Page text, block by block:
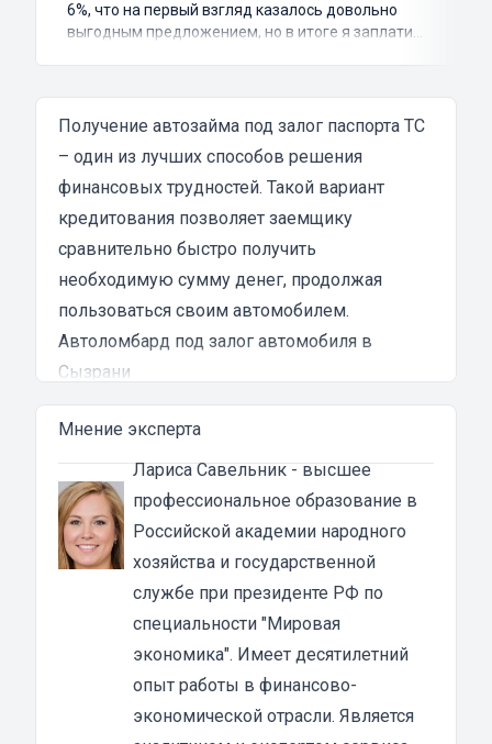
6%, что на первый взгляд казалось довольно
выгодным предложением, но в итоге я заплатил
затянутым и занял много времени и усилий.
Никакого профессионализма и
Разочарование и раздражение - это все, что я
испытал в результате этого кредита...
Получение автозайма под залог паспорта ТС
– один из лучших способов решения
финансовых трудностей. Такой вариант
кредитования позволяет заемщику
сравнительно быстро получить
необходимую сумму денег, продолжая
пользоваться своим автомобилем.
Автоломбард под залог автомобиля в
Сызрани
Автоломбард представляет собой кредитное
учреждение, которое выдает денежные
ссуды под залог паспорта ТС или самого
автомобиля. В роли актива в таком
ломбарде выступает машина. Сумма
автозайма зависит от марки, модели и
возраста автотранспорта. В каждом случае
она устанавливается индивидуально после
осмотра машины оценщиком и зависит от
вида кредита:
под залог ПТС {{ toponym_name }}– от 70 до
Мнение эксперта
Лариса Савельник- высшее
профессиональное образование в
Российской академии народного
хозяйства и государственной
службе при президенте РФ по
специальности "Мировая
экономика". Имеет десятилетний
опыт работы в финансово-
экономической отрасли. Является